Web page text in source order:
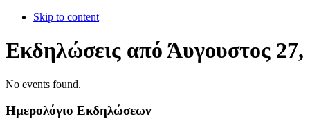
Skip to content
Εκδηλώσεις από Άυγουστος 27,
No events found.
Ημερολόγιο Εκδηλώσεων